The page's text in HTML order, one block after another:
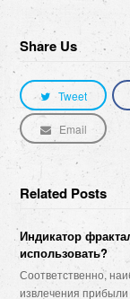
Share Us
Tweet
Email
Related Posts
Индикатор
использовать?
Соответственно,
извлечения